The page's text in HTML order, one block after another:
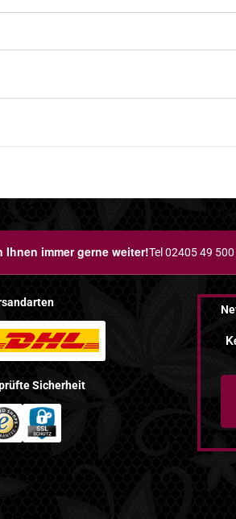
Ihnen immer gerne weiter!Tel 02405 49 500
Sicherheit